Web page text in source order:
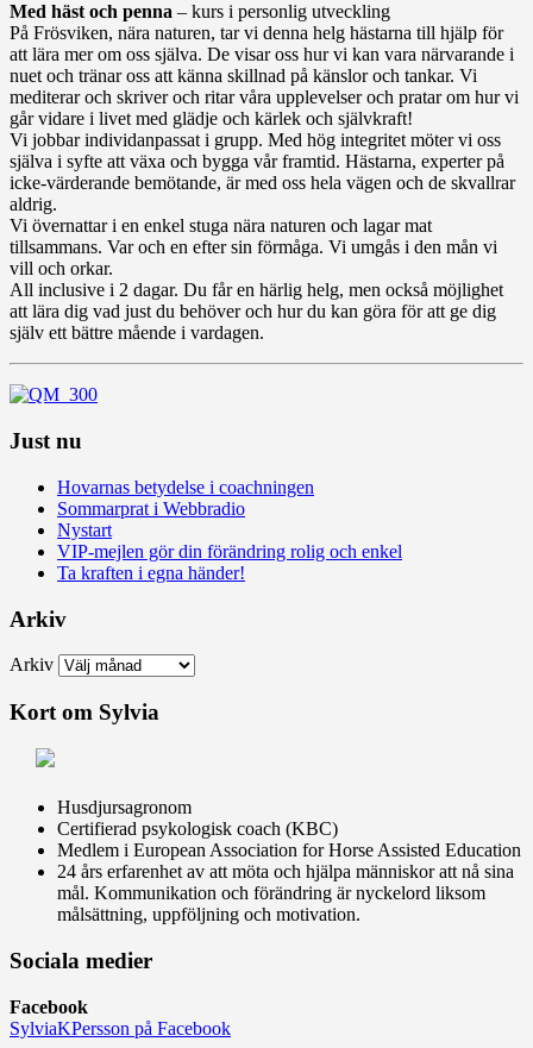
Med häst och penna – kurs i personlig utveckling
På Frösviken, nära naturen, tar vi denna helg hästarna till hjälp för
att lära mer om oss själva. De visar oss hur vi kan vara närvarande i
nuet och tränar oss att känna skillnad på känslor och tankar. Vi
mediterar och skriver och ritar våra upplevelser och pratar om hur vi
går vidare i livet med glädje och kärlek och självkraft!
Vi jobbar individanpassat i grupp. Med hög integritet möter vi oss
själva i syfte att växa och bygga vår framtid. Hästarna, experter på
icke-värderande bemötande, är med oss hela vägen och de skvallrar
aldrig.
Vi övernattar i en enkel stuga nära naturen och lagar mat
tillsammans. Var och en efter sin förmåga. Vi umgås i den mån vi
vill och orkar.
All inclusive i 2 dagar. Du får en härlig helg, men också möjlighet
att lära dig vad just du behöver och hur du kan göra för att ge dig
själv ett bättre mående i vardagen.
Just nu
Hovarnas betydelse i coachningen
Sommarprat i Webbradio
Nystart
VIP-mejlen gör din förändring rolig och enkel
Ta kraften i egna händer!
Arkiv
Arkiv
Kort om Sylvia
Husdjursagronom
Certifierad psykologisk coach (KBC)
Medlem i European Association for Horse Assisted Education
24 års erfarenhet av att möta och hjälpa människor att nå sina
mål. Kommunikation och förändring är nyckelord liksom
målsättning, uppföljning och motivation.
Sociala medier
Facebook
SylviaKPersson på Facebook